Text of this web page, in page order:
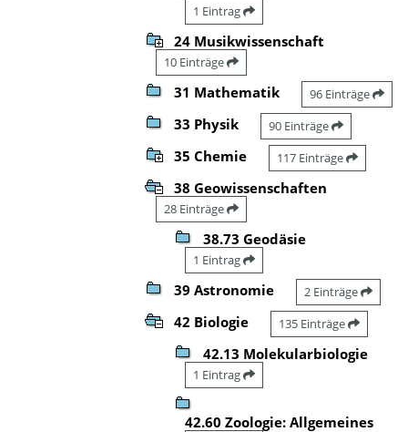
1 Eintrag
24 Musikwissenschaft
10 Einträge
31 Mathematik 96 Einträge
33 Physik 90 Einträge
35 Chemie 117 Einträge
38 Geowissenschaften
28 Einträge
38.73 Geodäsie
1 Eintrag
39 Astronomie 2 Einträge
42 Biologie 135 Einträge
42.13 Molekularbiologie
1 Eintrag
42.60 Zoologie: Allgemeines